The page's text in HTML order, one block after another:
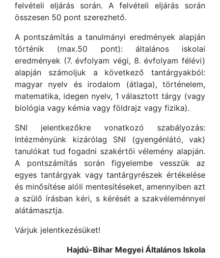
felvételi eljárás során. A felvételi eljárás során
összesen 50 pont szerezhető.
A pontszámítás a tanulmányi eredmények alapján
történik (max.50 pont): általános iskolai
eredmények (7. évfolyam végi, 8. évfolyam félévi)
alapján számoljuk a következő tantárgyakból:
magyar nyelv és irodalom (átlaga), történelem,
matematika, idegen nyelv, 1 választott tárgy (vagy
biológia vagy kémia vagy földrajz vagy fizika).
SNI jelentkezőkre vonatkozó szabályozás:
Intézményünk kizárólag SNI (gyengénlátó, vak)
tanulókat tud fogadni szakértői vélemény alapján.
A pontszámítás során figyelembe vesszük az
egyes tantárgyak vagy tantárgyrészek értékelése
és minősítése alóli mentesítéseket, amennyiben azt
a szülő írásban kéri, s kérését a szakvéleménnyel
alátámasztja.
Várjuk jelentkezésüket!
Hajdú-Bihar Megyei Általános Iskola